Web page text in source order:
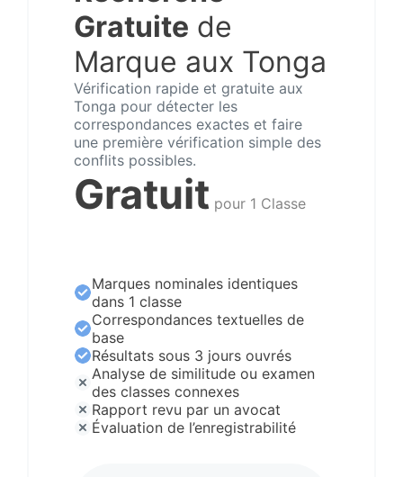
Gratuite de
Marque aux Tonga
Vérification rapide et gratuite aux
Tonga pour détecter les
correspondances exactes et faire
une première vérification simple des
conflits possibles.
Gratuit pour 1 Classe
Marques nominales identiques
dans 1 classe
Correspondances textuelles de
base
Résultats sous 3 jours ouvrés
Analyse de similitude ou examen
des classes connexes
Rapport revu par un avocat
Évaluation de l’enregistrabilité